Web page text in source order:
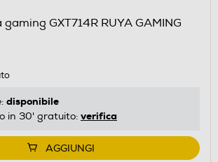
GXT714R RUYA GAMING
disponibile
in 30' gratuito: verifica
AGGIUNGI